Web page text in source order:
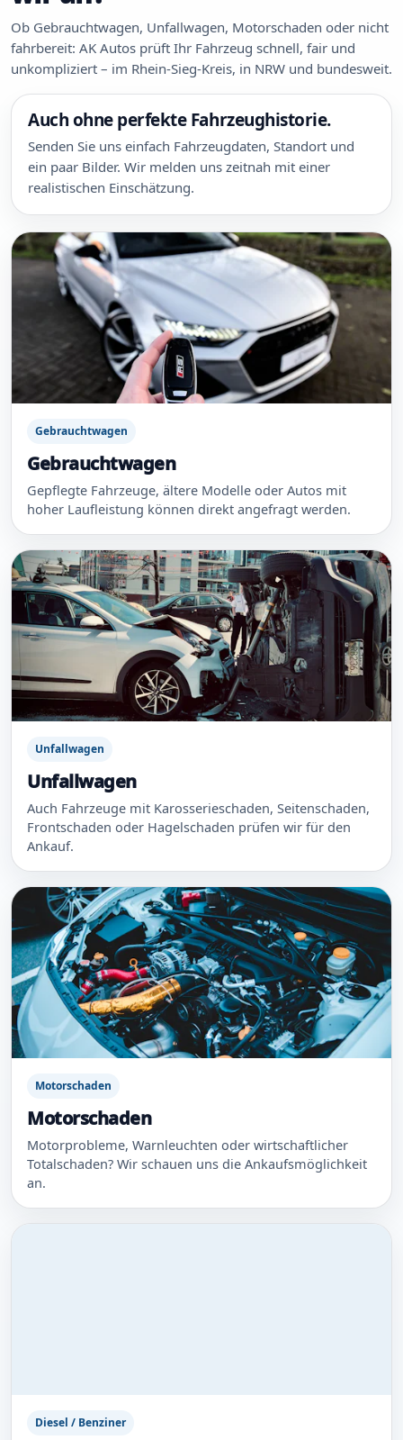
Ob Gebrauchtwagen, Unfallwagen, Motorschaden oder nicht
fahrbereit: AK Autos prüft Ihr Fahrzeug schnell, fair und
unkompliziert – im Rhein-Sieg-Kreis, in NRW und bundesweit.
Auch ohne perfekte Fahrzeughistorie.
Senden Sie uns einfach Fahrzeugdaten, Standort und
ein paar Bilder. Wir melden uns zeitnah mit einer
realistischen Einschätzung.
Gebrauchtwagen
Gebrauchtwagen
Gepflegte Fahrzeuge, ältere Modelle oder Autos mit
hoher Laufleistung können direkt angefragt werden.
Unfallwagen
Unfallwagen
Auch Fahrzeuge mit Karosserieschaden, Seitenschaden,
Frontschaden oder Hagelschaden prüfen wir für den
Ankauf.
Motorschaden
Motorschaden
Motorprobleme, Warnleuchten oder wirtschaftlicher
Totalschaden? Wir schauen uns die Ankaufsmöglichkeit
an.
Diesel / Benziner